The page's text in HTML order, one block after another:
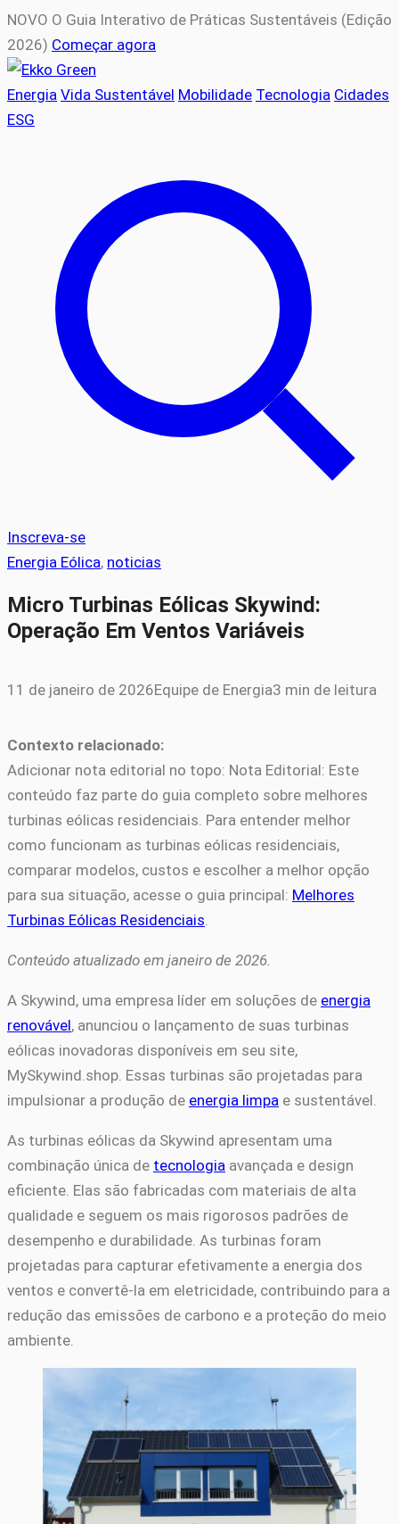
NOVO O Guia Interativo de Práticas Sustentáveis (Edição
2026) Começar agora
Energia Vida Sustentável Mobilidade Tecnologia Cidades
ESG
Inscreva-se
Energia Eólica, noticias
Micro Turbinas Eólicas Skywind:
Operação Em Ventos Variáveis
11 de janeiro de 2026Equipe de Energia3 min de leitura
Contexto relacionado:
Adicionar nota editorial no topo: Nota Editorial: Este
conteúdo faz parte do guia completo sobre melhores
turbinas eólicas residenciais. Para entender melhor
como funcionam as turbinas eólicas residenciais,
comparar modelos, custos e escolher a melhor opção
para sua situação, acesse o guia principal: Melhores
Turbinas Eólicas Residenciais
Conteúdo atualizado em janeiro de 2026.
A Skywind, uma empresa líder em soluções de energia
renovável, anunciou o lançamento de suas turbinas
eólicas inovadoras disponíveis em seu site,
MySkywind.shop. Essas turbinas são projetadas para
impulsionar a produção de energia limpa e sustentável.
As turbinas eólicas da Skywind apresentam uma
combinação única de tecnologia avançada e design
eficiente. Elas são fabricadas com materiais de alta
qualidade e seguem os mais rigorosos padrões de
desempenho e durabilidade. As turbinas foram
projetadas para capturar efetivamente a energia dos
ventos e convertê-la em eletricidade, contribuindo para a
redução das emissões de carbono e a proteção do meio
ambiente.